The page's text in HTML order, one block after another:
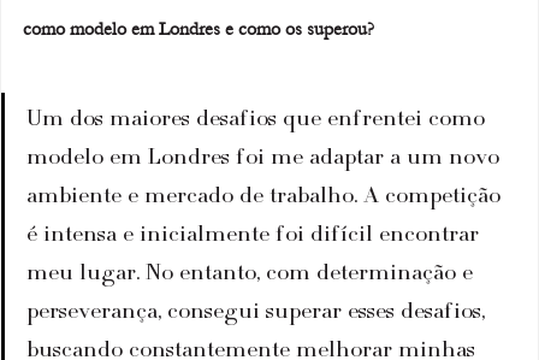
como modelo em Londres e como os superou?
Um dos maiores desafios que enfrentei como
modelo em Londres foi me adaptar a um novo
ambiente e mercado de trabalho. A competição
é intensa e inicialmente foi difícil encontrar
meu lugar. No entanto, com determinação e
perseverança, consegui superar esses desafios,
buscando constantemente melhorar minhas